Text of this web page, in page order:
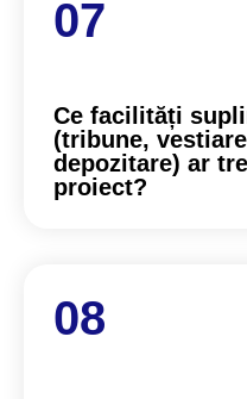
Ce facilități
(tribune,
depozitare) ar
proiect?